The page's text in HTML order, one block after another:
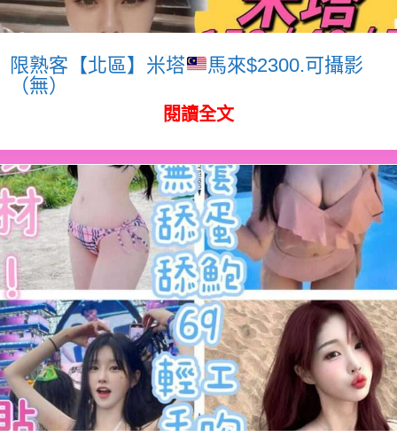
限熟客【北區】米塔
馬來$2300.可攝影
（無）
閱讀全文